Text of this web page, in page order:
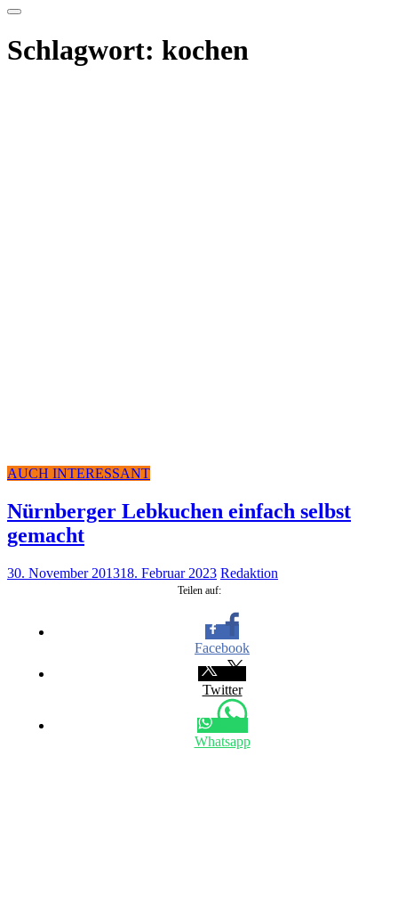
nach:
Schlagwort: kochen
AUCH INTERESSANT
Nürn­ber­ger Leb­ku­chen ein­fach selbst
gemacht
30. November 201318. Februar 2023 Redaktion
Tei­len auf:
Face­book
Twit­ter
Whats­app